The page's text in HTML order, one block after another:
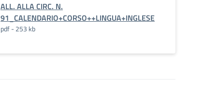
ALL. ALLA CIRC. N.
91_CALENDARIO+CORSO++LINGUA+INGLESE
pdf - 253 kb